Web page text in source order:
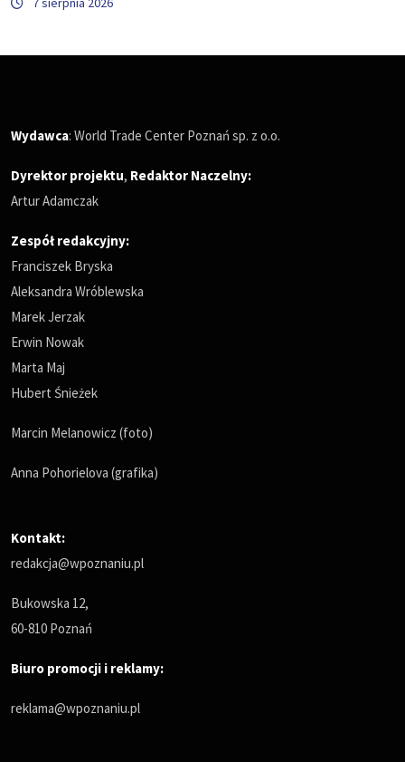
Wydawca: World Trade Center Poznań sp. z o.o.
Dyrektor projektu, Redaktor Naczelny:
Artur Adamczak
Zespół redakcyjny:
Franciszek Bryska
Aleksandra Wróblewska
Marek Jerzak
Erwin Nowak
Marta Maj
Hubert Śnieżek
Marcin Melanowicz (foto)
Anna Pohorielova (grafika)
Kontakt:
redakcja@wpoznaniu.pl
Bukowska 12,
60-810 Poznań
Biuro promocji i reklamy:
reklama@wpoznaniu.pl